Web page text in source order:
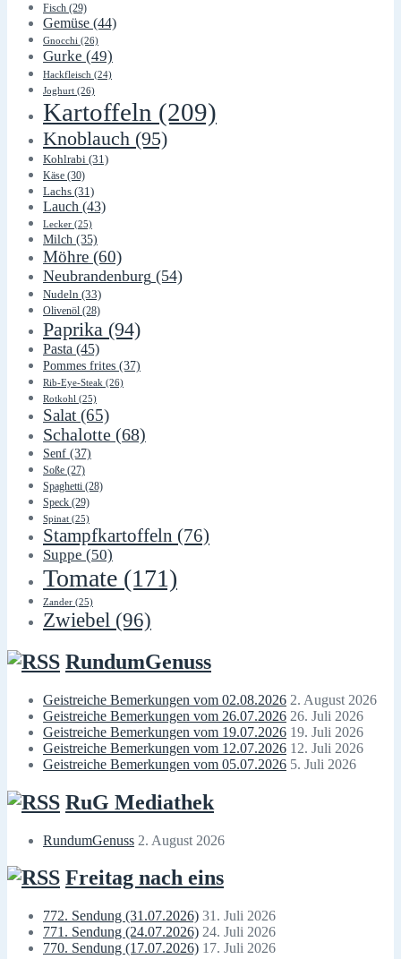
Fisch (29)
Gemüse (44)
Gnocchi (26)
Gurke (49)
Hackfleisch (24)
Joghurt (26)
Kartoffeln (209)
Knoblauch (95)
Kohlrabi (31)
Käse (30)
Lachs (31)
Lauch (43)
Lecker (25)
Milch (35)
Möhre (60)
Neubrandenburg (54)
Nudeln (33)
Olivenöl (28)
Paprika (94)
Pasta (45)
Pommes frites (37)
Rib-Eye-Steak (26)
Rotkohl (25)
Salat (65)
Schalotte (68)
Senf (37)
Soße (27)
Spaghetti (28)
Speck (29)
Spinat (25)
Stampfkartoffeln (76)
Suppe (50)
Tomate (171)
Zander (25)
Zwiebel (96)
RundumGenuss
Geistreiche Bemerkungen vom 02.08.2026 2. August 2026
Geistreiche Bemerkungen vom 26.07.2026 26. Juli 2026
Geistreiche Bemerkungen vom 19.07.2026 19. Juli 2026
Geistreiche Bemerkungen vom 12.07.2026 12. Juli 2026
Geistreiche Bemerkungen vom 05.07.2026 5. Juli 2026
RuG Mediathek
RundumGenuss 2. August 2026
Freitag nach eins
772. Sendung (31.07.2026) 31. Juli 2026
771. Sendung (24.07.2026) 24. Juli 2026
770. Sendung (17.07.2026) 17. Juli 2026